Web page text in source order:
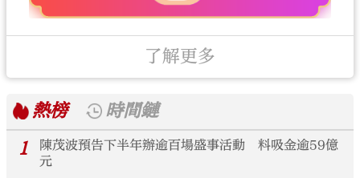
了解更多
熱榜
時間鏈
1
陳茂波預告下半年辦逾百場盛事活動 料吸金逾59億
元